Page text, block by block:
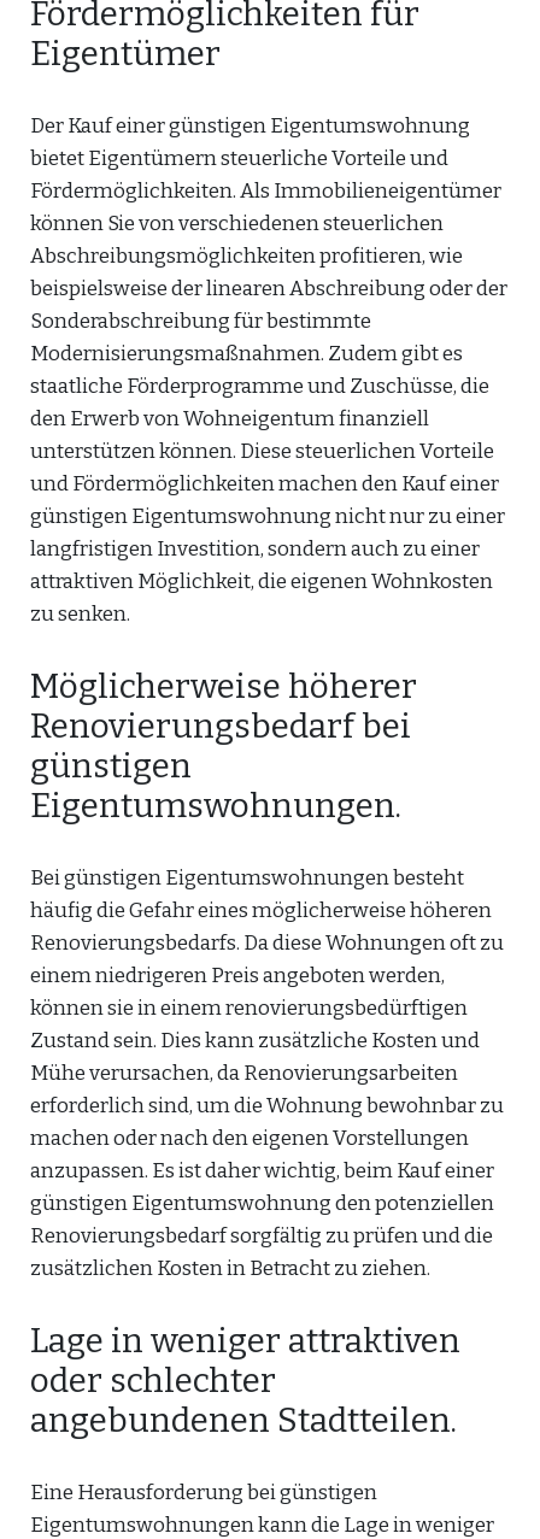
Fördermöglichkeiten für
Eigentümer
Der Kauf einer günstigen Eigentumswohnung
bietet Eigentümern steuerliche Vorteile und
Fördermöglichkeiten. Als Immobilieneigentümer
können Sie von verschiedenen steuerlichen
Abschreibungsmöglichkeiten profitieren, wie
beispielsweise der linearen Abschreibung oder der
Sonderabschreibung für bestimmte
Modernisierungsmaßnahmen. Zudem gibt es
staatliche Förderprogramme und Zuschüsse, die
den Erwerb von Wohneigentum finanziell
unterstützen können. Diese steuerlichen Vorteile
und Fördermöglichkeiten machen den Kauf einer
günstigen Eigentumswohnung nicht nur zu einer
langfristigen Investition, sondern auch zu einer
attraktiven Möglichkeit, die eigenen Wohnkosten
zu senken.
Möglicherweise höherer
Renovierungsbedarf bei
günstigen
Eigentumswohnungen.
Bei günstigen Eigentumswohnungen besteht
häufig die Gefahr eines möglicherweise höheren
Renovierungsbedarfs. Da diese Wohnungen oft zu
einem niedrigeren Preis angeboten werden,
können sie in einem renovierungsbedürftigen
Zustand sein. Dies kann zusätzliche Kosten und
Mühe verursachen, da Renovierungsarbeiten
erforderlich sind, um die Wohnung bewohnbar zu
machen oder nach den eigenen Vorstellungen
anzupassen. Es ist daher wichtig, beim Kauf einer
günstigen Eigentumswohnung den potenziellen
Renovierungsbedarf sorgfältig zu prüfen und die
zusätzlichen Kosten in Betracht zu ziehen.
Lage in weniger attraktiven
oder schlechter
angebundenen Stadtteilen.
Eine Herausforderung bei günstigen
Eigentumswohnungen kann die Lage in weniger